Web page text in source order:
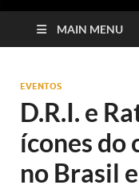
MAIN MENU
EVENTOS
D.R.I. e
ícones do
no Brasil